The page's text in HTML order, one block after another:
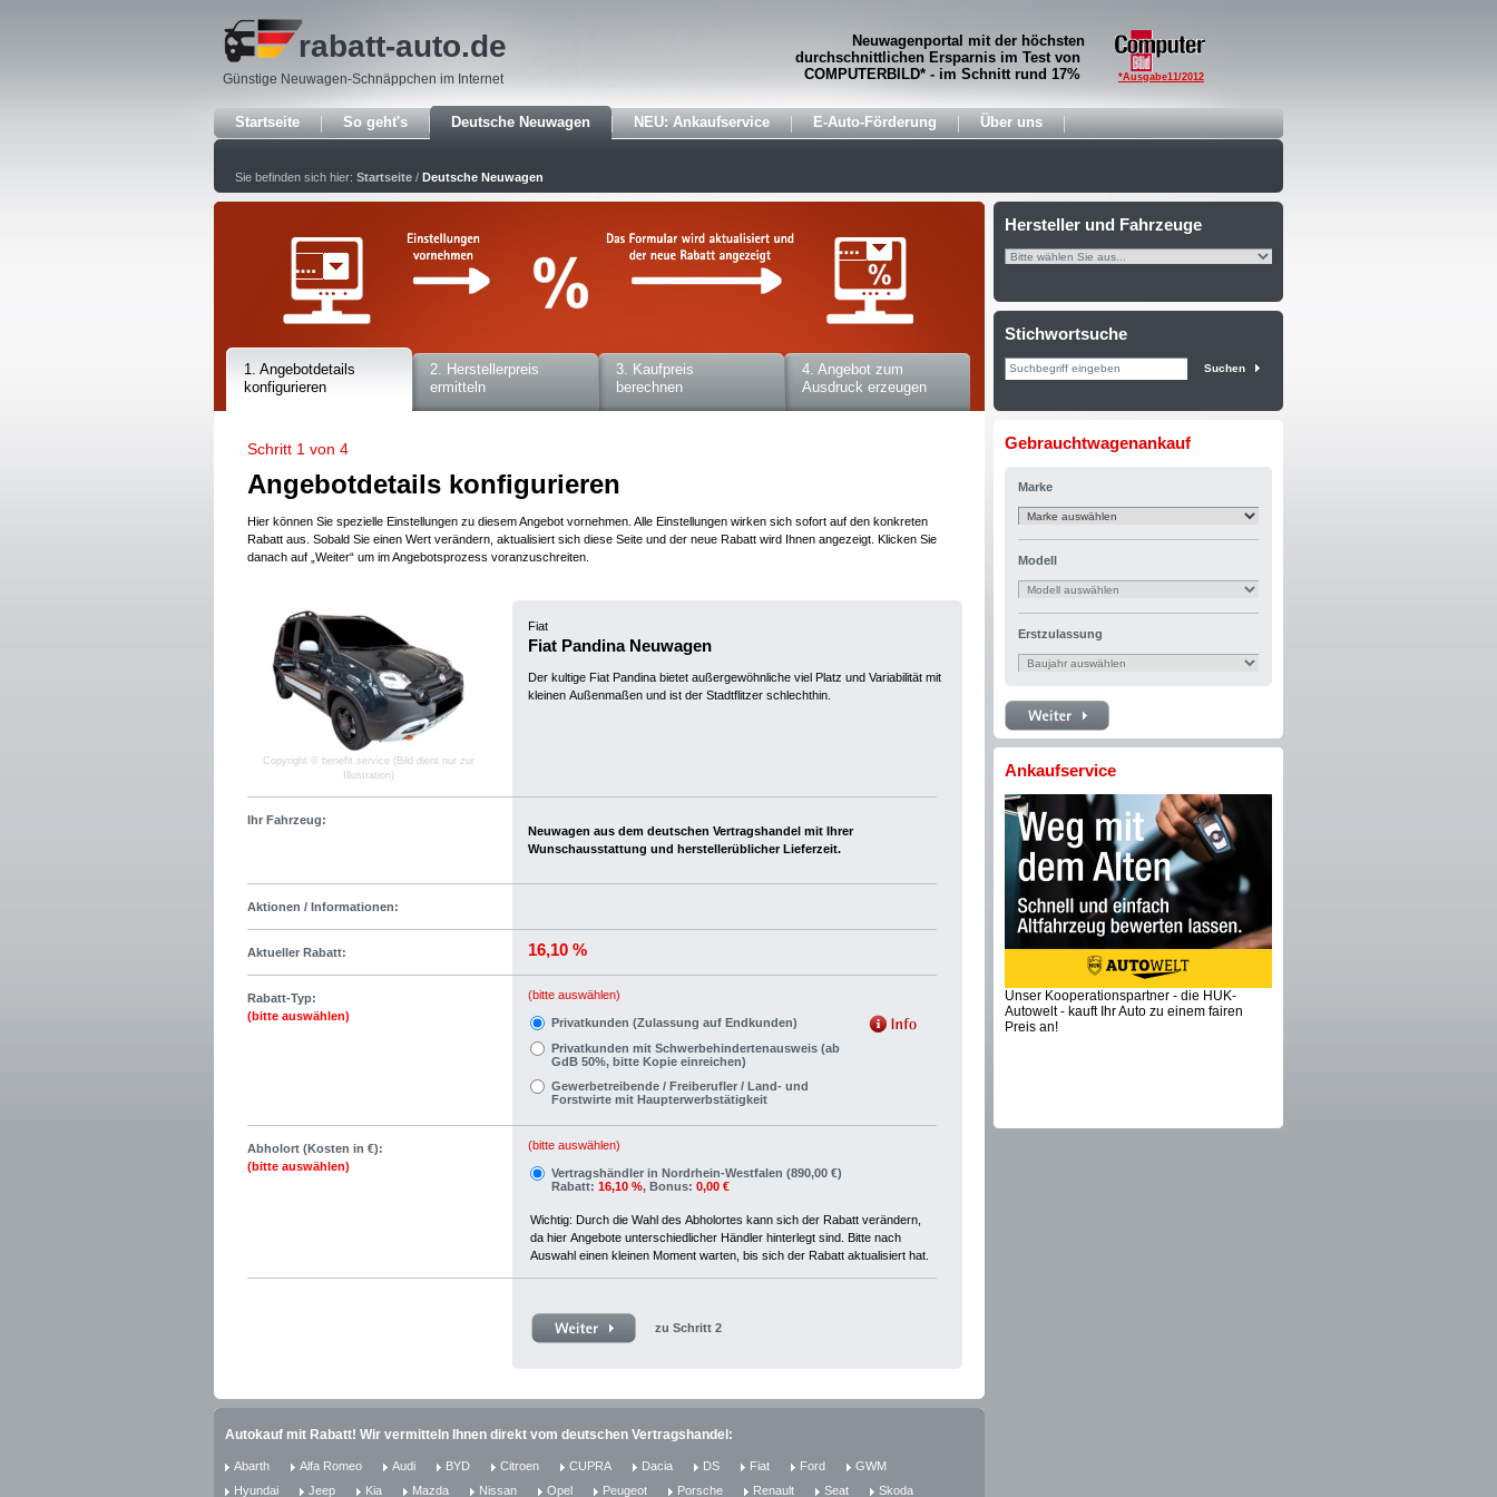
rabatt-auto.de
Günstige Neuwagen-Schnäppchen im Internet
Neuwagenportal mit der höchsten
durchschnittlichen Ersparnis im Test von
COMPUTERBILD* - im Schnitt rund 17%
*Ausgabe11/2012
Startseite So geht's Deutsche Neuwagen NEU: Ankaufservice E-Auto-Förderung Über uns
Sie befinden sich hier: Startseite / Deutsche Neuwagen
1. Angebotdetails
konfigurieren
2. Herstellerpreis
ermitteln
3. Kaufpreis
berechnen
4. Angebot zum
Ausdruck erzeugen
Schritt 1 von 4
Angebotdetails konfigurieren
Hier können Sie spezielle Einstellungen zu diesem Angebot vornehmen. Alle Einstellungen wirken sich sofort auf den konkreten
Rabatt aus. Sobald Sie einen Wert verändern, aktualisiert sich diese Seite und der neue Rabatt wird Ihnen angezeigt. Klicken Sie
danach auf „Weiter“ um im Angebotsprozess voranzuschreiten.
Copyright © benefit service (Bild dient nur zur
Illustration)
Fiat
Fiat Pandina Neuwagen
Der kultige Fiat Pandina bietet außergewöhnliche viel Platz und Variabilität mit
kleinen Außenmaßen und ist der Stadtflitzer schlechthin.
Ihr Fahrzeug:
Neuwagen aus dem deutschen Vertragshandel mit Ihrer
Wunschausstattung und herstellerüblicher Lieferzeit.
Aktionen / Informationen:
Aktueller Rabatt: 16,10 %
Rabatt-Typ:
(bitte auswählen)
(bitte auswählen)
Privatkunden (Zulassung auf Endkunden)
Privatkunden mit Schwerbehindertenausweis (ab
GdB 50%, bitte Kopie einreichen)
Gewerbetreibende / Freiberufler / Land- und
Forstwirte mit Haupterwerbstätigkeit
Abholort (Kosten in €):
(bitte auswählen)
(bitte auswählen)
Vertragshändler in Nordrhein-Westfalen (890,00 €)
Rabatt: 16,10 %, Bonus: 0,00 €
Wichtig: Durch die Wahl des Abholortes kann sich der Rabatt verändern,
da hier Angebote unterschiedlicher Händler hinterlegt sind. Bitte nach
Auswahl einen kleinen Moment warten, bis sich der Rabatt aktualisiert hat.
zu Schritt 2
Autokauf mit Rabatt! Wir vermitteln Ihnen direkt vom deutschen Vertragshandel:
Abarth Alfa Romeo Audi BYD Citroen CUPRA Dacia DS Fiat Ford
GWM
Hyundai
Jeep Kia Mazda Nissan Opel Peugeot Porsche Renault Seat Skoda
Hersteller und Fahrzeuge
Stichwortsuche
Suchen
Gebrauchtwagenankauf
Marke
Modell
Erstzulassung
Ankaufservice
Unser Kooperationspartner - die HUK-
Autowelt - kauft Ihr Auto zu einem fairen
Preis an!